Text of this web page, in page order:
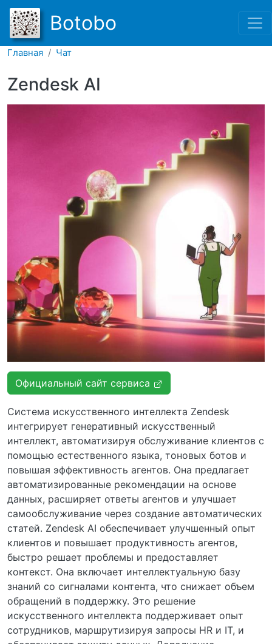
Перейти к основному
Botobo
Главная Чат
Zendesk AI
Официальный сайт сервиса
Система искусственного интеллекта Zendesk
интегрирует генеративный искусственный
интеллект, автоматизируя обслуживание клиентов с
помощью естественного языка, тоновых ботов и
повышая эффективность агентов. Она предлагает
автоматизированные рекомендации на основе
данных, расширяет ответы агентов и улучшает
самообслуживание через создание автоматических
статей. Zendesk AI обеспечивает улучшенный опыт
клиентов и повышает продуктивность агентов,
быстро решает проблемы и предоставляет
контекст. Она включает интеллектуальную базу
знаний со сигналами контента, что снижает объем
обращений в поддержку. Это решение
искусственного интеллекта поддерживает опыт
сотрудников, маршрутизируя запросы HR и IT, и